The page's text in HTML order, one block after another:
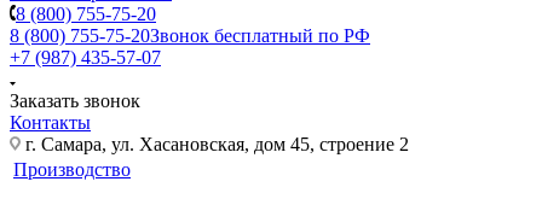
8 (800) 755-75-20
8 (800) 755-75-20Звонок бесплатный по РФ
+7 (987) 435-57-07
Заказать звонок
Контакты
г. Самара, ул. Хасановская, дом 45, строение 2
Производство